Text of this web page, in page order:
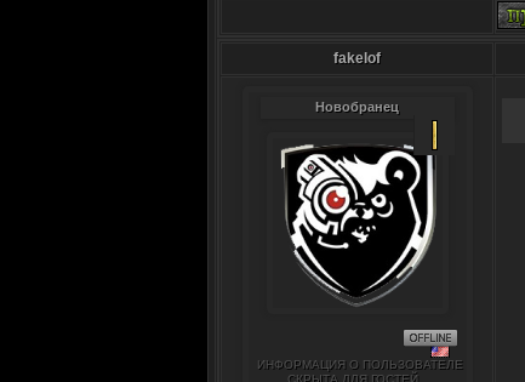
fakelof
Новобранец
ИНФОРМАЦИЯ О ПОЛЬЗОВАТЕЛЕ
СКРЫТА ДЛЯ ГОСТЕЙ.